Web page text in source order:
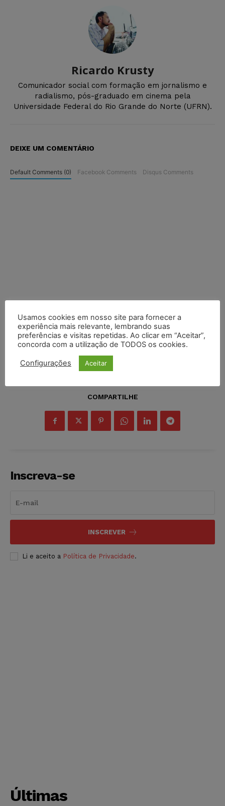
Ricardo Krusty
Comunicador social com formação em jornalismo e
radialismo, pós-graduado em cinema pela
Universidade Federal do Rio Grande do Norte (UFRN).
DEIXE UM COMENTÁRIO
Default Comments (0) Facebook Comments Disqus Comments
COMPARTILHE
Inscreva-se
INSCREVER
Li e aceito a Política de Privacidade.
Últimas
Usamos cookies em nosso site para fornecer a
experiência mais relevante, lembrando suas
preferências e visitas repetidas. Ao clicar em “Aceitar”,
concorda com a utilização de TODOS os cookies.
Configurações Aceitar